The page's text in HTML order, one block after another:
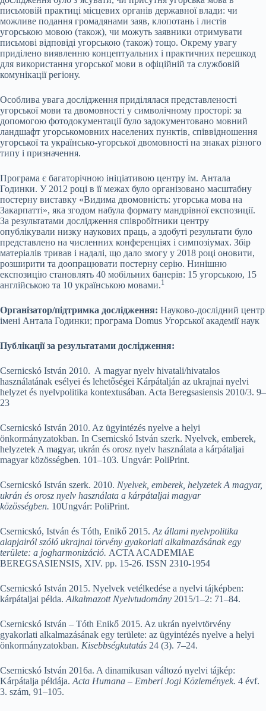
письмовій практиці місцевих органів державної влади: чи
можливе подання громадянами заяв, клопотань і листів
угорською мовою (також), чи можуть заявники отримувати
письмові відповіді угорською (також) тощо. Окрему увагу
приділено виявленню концептуальних і практичних перешкод
для використання угорської мови в офіційній та службовій
комунікації регіону.
Особлива увага дослідження приділялася представленості
угорської мови та двомовності у символічному просторі: за
допомогою фотодокументації було задокументовано мовний
ландшафт угорськомовних населених пунктів, співвідношення
угорської та українсько-угорської двомовності на знаках різного
типу і призначення.
Програма є багаторічною ініціативою центру ім. Антала
Годинки. У 2012 році в її межах було організовано масштабну
постерну виставку «Видима двомовність: угорська мова на
Закарпатті», яка згодом набула формату мандрівної експозиції.
За результатами дослідження співробітники центру
опублікували низку наукових праць, а здобуті результати було
представлено на численних конференціях і симпозіумах. Збір
матеріалів тривав і надалі, що дало змогу у 2018 році оновити,
розширити та доопрацювати постерну серію. Нинішню
експозицію становлять 40 мобільних банерів: 15 угорською, 15
англійською та 10 українською мовами.1
Організатор/підтримка дослідження: Науково-дослідний центр
імені Антала Годинки; програма Domus Угорської академії наук
Публікації за результатами дослідження:
Csernicskó István 2010. A magyar nyelv hivatali/hivatalos
használatának esélyei és lehetőségei Kárpátalján az ukrajnai nyelvi
helyzet és nyelvpolitika kontextusában. Acta Beregsasiensis 2010/3. 9–
23
Csernicskó István 2010. Az ügyintézés nyelve a helyi
önkormányzatokban. In Csernicskó István szerk. Nyelvek, emberek,
helyzetek A magyar, ukrán és orosz nyelv használata a kárpátaljai
magyar közösségben. 101–103. Ungvár: PoliPrint.
Csernicskó István szerk. 2010. Nyelvek, emberek, helyzetek A magyar,
ukrán és orosz nyelv használata a kárpátaljai magyar
közösségben. 10Ungvár: PoliPrint.
Csernicskó, István és Tóth, Enikő 2015. Az állami nyelvpolitika
alapjairól szóló ukrajnai törvény gyakorlati alkalmazásának egy
területe: a jogharmonizáció. ACTA ACADEMIAE
BEREGSASIENSIS, XIV. pp. 15-26. ISSN 2310-1954
Csernicskó István 2015. Nyelvek vetélkedése a nyelvi tájképben:
kárpátaljai példa. Alkalmazott Nyelvtudomány 2015/1–2: 71–84.
Csernicskó István – Tóth Enikő 2015. Az ukrán nyelvtörvény
gyakorlati alkalmazásának egy területe: az ügyintézés nyelve a helyi
önkormányzatokban. Kisebbségkutatás 24 (3). 7–24.
Csernicskó István 2016a. A dinamikusan változó nyelvi tájkép:
Kárpátalja példája. Acta Humana – Emberi Jogi Közlemények. 4 évf.
3. szám, 91–105.